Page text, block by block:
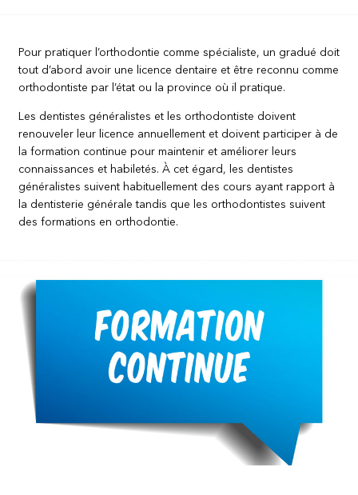
Pour pratiquer l’orthodontie comme spécialiste, un gradué doit
tout d’abord avoir une licence dentaire et être reconnu comme
orthodontiste par l’état ou la province où il pratique.
Les dentistes généralistes et les orthodontiste doivent
renouveler leur licence annuellement et doivent participer à de
la formation continue pour maintenir et améliorer leurs
connaissances et habiletés. À cet égard, les dentistes
généralistes suivent habituellement des cours ayant rapport à
la dentisterie générale tandis que les orthodontistes suivent
des formations en orthodontie.